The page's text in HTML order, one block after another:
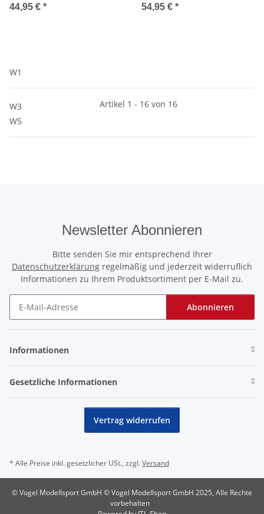
44,95 € * 54,95 € *
W1
W3
Artikel 1 - 16 von 16
W5
Newsletter Abonnieren
Bitte senden Sie mir entsprechend Ihrer
Datenschutzerklärung regelmäßig und jederzeit widerruflich
Informationen zu Ihrem Produktsortiment per E-Mail zu.
Abonnieren
Informationen
Gesetzliche Informationen
Vertrag widerrufen
* Alle Preise inkl. gesetzlicher USt., zzgl.Versand
© Vogel Modellsport GmbH © Vogel Modellsport GmbH 2025, Alle Rechte
vorbehalten